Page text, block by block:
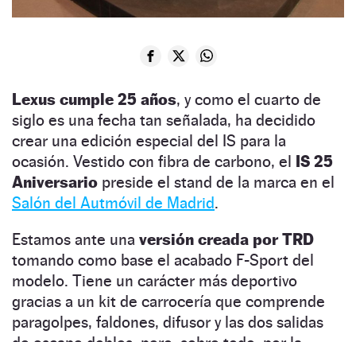
Lexus cumple 25 años, y como el cuarto de
siglo es una fecha tan señalada, ha decidido
crear una edición especial del IS para la
ocasión. Vestido con fibra de carbono, el IS 25
Aniversario preside el stand de la marca en el
Salón del Autmóvil de Madrid.
Estamos ante una versión creada por TRD
tomando como base el acabado F-Sport del
modelo. Tiene un carácter más deportivo
gracias a un kit de carrocería que comprende
paragolpes, faldones, difusor y las dos salidas